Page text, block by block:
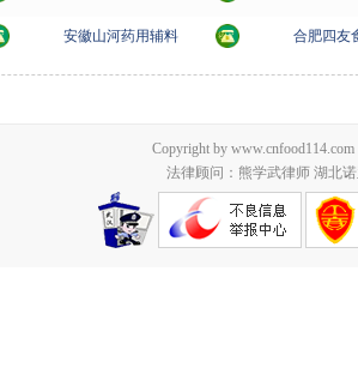
安徽山河药用辅料 合肥四友
Copyright by
法律顾问：熊学武律师 湖北